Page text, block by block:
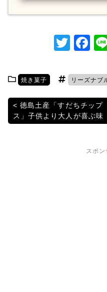
T
itt
er
F
c
e
b
o
k
焼き菓子 リーズナブ
投
稿
徳島土産「すだちチップ
ス」子供より大人が喜ぶ味
スポン